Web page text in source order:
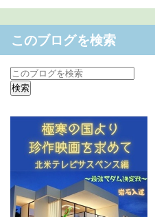
このブログを検索